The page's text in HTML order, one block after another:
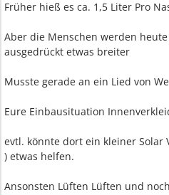
Früher hieß es ca. 1,5 Liter Pro
Aber die Menschen werden
ausgedrückt etwas breiter
Musste gerade an ein Lied von
Eure Einbausituation
evtl. könnte dort ein kleiner Solar
) etwas helfen.
Ansonsten Lüften Lüften und